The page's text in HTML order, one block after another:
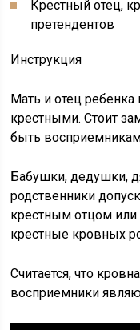
Крестный отец,
претендентов
Инструкция
Мать и отец
крестными. Стоит
быть
Бабушки, дедушки,
родственники
крестным отцом или
крестные кровных
Считается, что
восприемники